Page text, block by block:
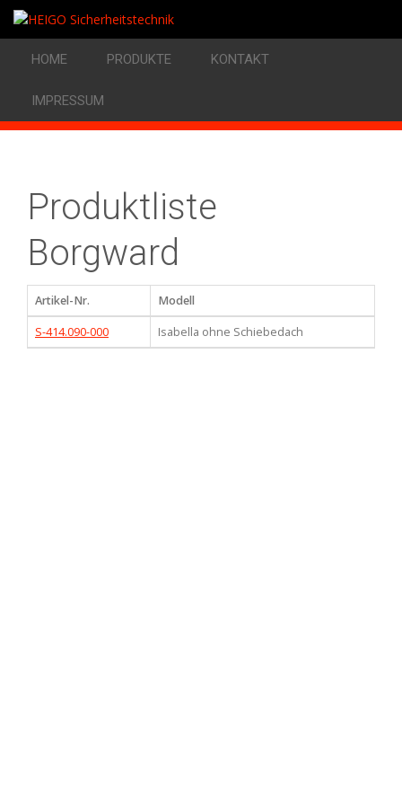
HOME PRODUKTE KONTAKT
IMPRESSUM
Produktliste
Borgward
Artikel-Nr. Modell
S-414.090-000 Isabella ohne Schiebedach